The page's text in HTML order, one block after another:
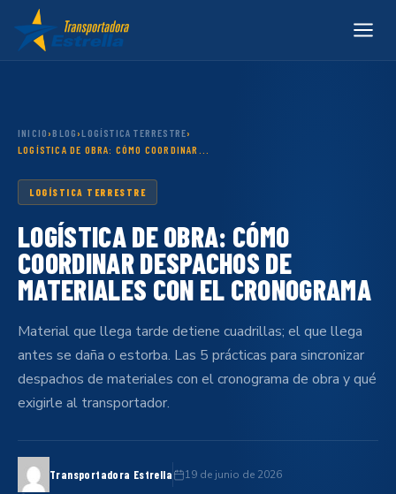
INICIO ›BLOG ›LOGÍSTICA TERRESTRE›
LOGÍSTICA DE OBRA: CÓMO COORDINAR...
LOGÍSTICA TERRESTRE
LOGÍSTICA DE OBRA: CÓMO
COORDINAR DESPACHOS DE
MATERIALES CON EL CRONOGRAMA
Material que llega tarde detiene cuadrillas; el que llega
antes se daña o estorba. Las 5 prácticas para sincronizar
despachos de materiales con el cronograma de obra y qué
exigirle al transportador.
Transportadora Estrella
19 de junio de 2026